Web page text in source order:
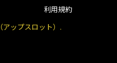
利用規約
ップスロット）.